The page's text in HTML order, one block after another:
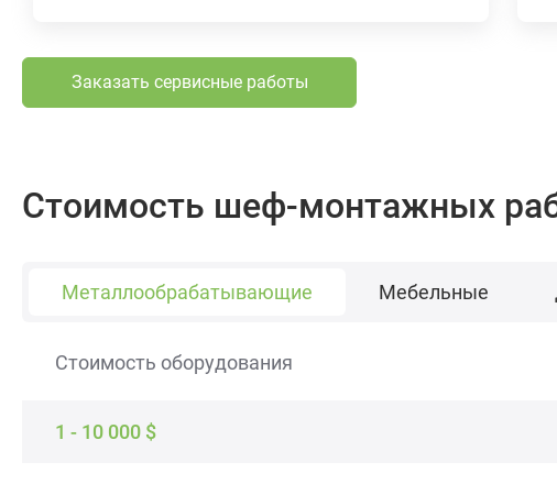
Заказать сервисные работы
Стоимость шеф-монтажных
Металлообрабатывающие Мебельные
Стоимость оборудования
1 - 10 000 $